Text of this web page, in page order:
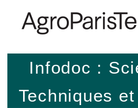
Infodoc :
Techniques